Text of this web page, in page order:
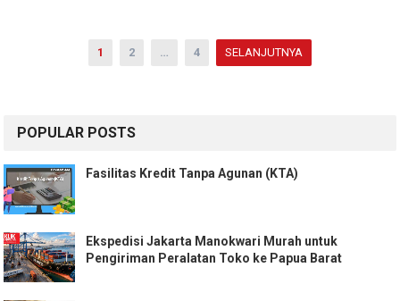
1 2 … 4 SELANJUTNYA
POPULAR POSTS
Fasilitas Kredit Tanpa Agunan (KTA)
Ekspedisi Jakarta Manokwari Murah untuk
Pengiriman Peralatan Toko ke Papua Barat